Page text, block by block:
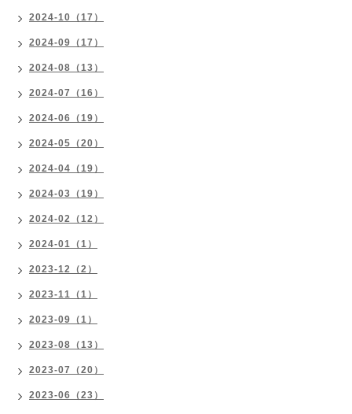
2024-10（17）
2024-09（17）
2024-08（13）
2024-07（16）
2024-06（19）
2024-05（20）
2024-04（19）
2024-03（19）
2024-02（12）
2024-01（1）
2023-12（2）
2023-11（1）
2023-09（1）
2023-08（13）
2023-07（20）
2023-06（23）